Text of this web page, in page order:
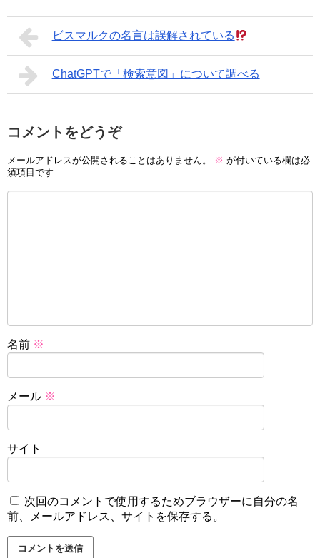
ビスマルクの名言は誤解されている
ChatGPTで「検索意図」について調べる
コメントをどうぞ
メールアドレスが公開されることはありません。 ※ が付いている欄は必
須項目です
名前 ※
メール ※
サイト
次回のコメントで使用するためブラウザーに自分の名
前、メールアドレス、サイトを保存する。